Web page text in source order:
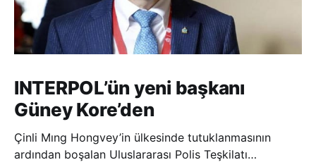
INTERPOL’ün yeni başkanı
Güney Kore’den
Çinli Mıng Hongvey’in ülkesinde tutuklanmasının
ardından boşalan Uluslararası Polis Teşkilatı